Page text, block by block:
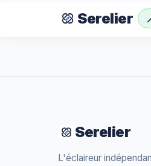
Serelier
Serelier
L'éclaireur